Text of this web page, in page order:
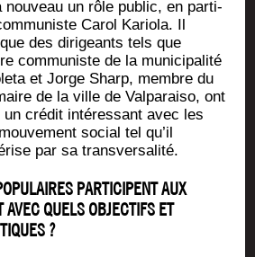
nou­veau un rôle public, en par­ti­
Carol Kario­la. Il
des diri­geants tels que
com­mu­niste de la muni­ci­pa­li­té
et Jorge Sharp, membre du
de la ville de Val­pa­rai­so, ont
cré­dit inté­res­sant avec les
social tel qu’il
par sa transversalité.
PARTICIPENT AUX
AVEC QUELS OBJECTIFS ET
?